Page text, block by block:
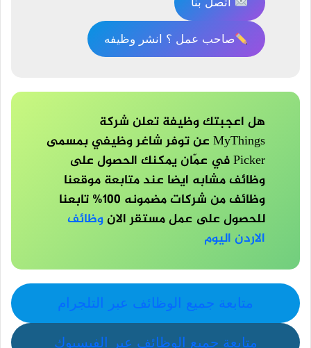
صاحب عمل ؟ انشر وظيفه
هل اعجبتك وظيفة تعلن شركة
MyThings عن توفر شاغر وظيفي بمسمى
Picker في عمّان يمكنك الحصول على
وظائف مشابه ايضا عند متابعة موقعنا
وظائف من شركات مضمونه 100% تابعنا
للحصول على عمل مستقر الانوظائف
الاردن اليوم
متابعة جميع الوظائف عبر التلجرام
متابعة جميع الوظائف عبر الفيسبوك